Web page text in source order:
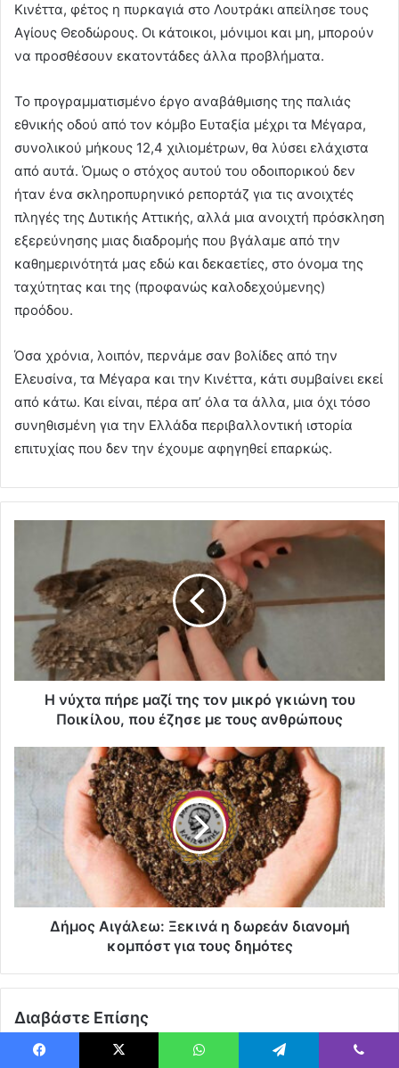
Κινέττα, φέτος η πυρκαγιά στο Λουτράκι απείλησε τους
Αγίους Θεοδώρους. Οι κάτοικοι, μόνιμοι και μη, μπορούν
να προσθέσουν εκατοντάδες άλλα προβλήματα.
Το προγραμματισμένο έργο αναβάθμισης της παλιάς
εθνικής οδού από τον κόμβο Ευταξία μέχρι τα Μέγαρα,
συνολικού μήκους 12,4 χιλιομέτρων, θα λύσει ελάχιστα
από αυτά. Όμως ο στόχος αυτού του οδοιπορικού δεν
ήταν ένα σκληροπυρηνικό ρεπορτάζ για τις ανοιχτές
πληγές της Δυτικής Αττικής, αλλά μια ανοιχτή πρόσκληση
εξερεύνησης μιας διαδρομής που βγάλαμε από την
καθημερινότητά μας εδώ και δεκαετίες, στο όνομα της
ταχύτητας και της (προφανώς καλοδεχούμενης)
προόδου.
Όσα χρόνια, λοιπόν, περνάμε σαν βολίδες από την
Ελευσίνα, τα Μέγαρα και την Κινέττα, κάτι συμβαίνει εκεί
από κάτω. Και είναι, πέρα απ’ όλα τα άλλα, μια όχι τόσο
συνηθισμένη για την Ελλάδα περιβαλλοντική ιστορία
επιτυχίας που δεν την έχουμε αφηγηθεί επαρκώς.
Η νύχτα πήρε μαζί της τον μικρό γκιώνη του
Ποικίλου, που έζησε με τους ανθρώπους
Δήμος Αιγάλεω: Ξεκινά η δωρεάν διανομή
κομπόστ για τους δημότες
Διαβάστε Επίσης